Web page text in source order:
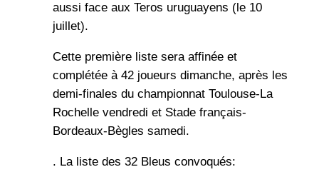
aussi face aux Teros uruguayens (le 10
juillet).
Cette première liste sera affinée et
complétée à 42 joueurs dimanche, après les
demi-finales du championnat Toulouse-La
Rochelle vendredi et Stade français-
Bordeaux-Bègles samedi.
. La liste des 32 Bleus convoqués: